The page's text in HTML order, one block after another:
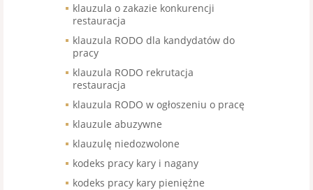
klauzula o zakazie konkurencji
restauracja
klauzula RODO dla kandydatów do
pracy
klauzula RODO rekrutacja
restauracja
klauzula RODO w ogłoszeniu o pracę
klauzule abuzywne
klauzulę niedozwolone
kodeks pracy kary i nagany
kodeks pracy kary pieniężne